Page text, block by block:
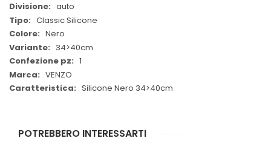
auto
Classic Silicone
Nero
34>40cm
1
VENZO
Silicone Nero 34>40cm
POTREBBERO INTERESSARTI